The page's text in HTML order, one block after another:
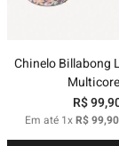
Chinelo Billabong
R$99,
Em até 1xR$99,90